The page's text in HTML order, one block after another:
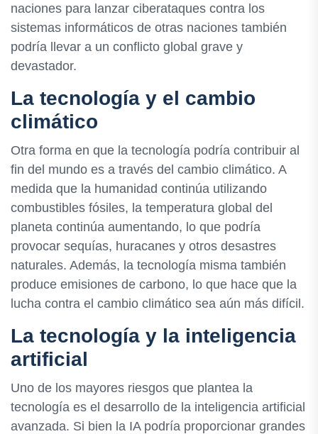
naciones para lanzar ciberataques contra los
sistemas informáticos de otras naciones también
podría llevar a un conflicto global grave y
devastador.
La tecnología y el cambio
climático
Otra forma en que la tecnología podría contribuir al
fin del mundo es a través del cambio climático. A
medida que la humanidad continúa utilizando
combustibles fósiles, la temperatura global del
planeta continúa aumentando, lo que podría
provocar sequías, huracanes y otros desastres
naturales. Además, la tecnología misma también
produce emisiones de carbono, lo que hace que la
lucha contra el cambio climático sea aún más difícil.
La tecnología y la inteligencia
artificial
Uno de los mayores riesgos que plantea la
tecnología es el desarrollo de la inteligencia artificial
avanzada. Si bien la IA podría proporcionar grandes